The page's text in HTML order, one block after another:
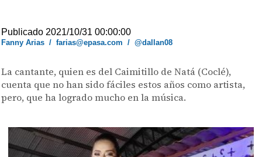
Publicado 2021/10/31 00:00:00
Fanny Arias /farias@epasa.com /@dallan08
La cantante, quien es del Caimitillo de Natá (Coclé),
cuenta que no han sido fáciles estos años como artista,
pero, que ha logrado mucho en la música.